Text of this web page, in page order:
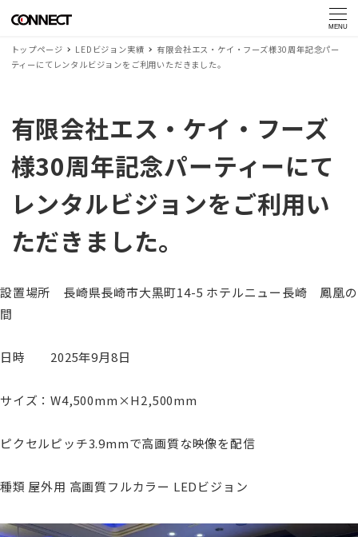
MENU
トップページ LEDビジョン実績
有限会社エス・ケイ・フーズ様30周年記念パー
ティーにてレンタルビジョンをご利用いただきました。
有限会社エス・ケイ・フーズ
様30周年記念パーティーにて
レンタルビジョンをご利用い
ただきました。
設置場所 長崎県長崎市大黒町14-5 ホテルニュー長崎 鳳凰の
間
日時 2025年9月8日
サイズ：W4,500mm×H2,500mm
ピクセルピッチ3.9mmで高画質な映像を配信
種類 屋外用 高画質フルカラー LEDビジョン